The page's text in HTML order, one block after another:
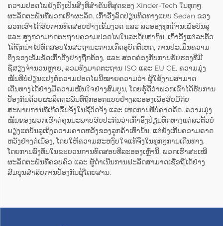
ຄວາມປອດໄພຍັງຄົງເປັນສິ່ງທີ່ສຳຄັນທີ່ສຸດຂອງ Xinder-Tech ໃນທຸກໆ
ຜະລິດຕະພັນທີ່ພວກເຮົາຜະລິດ. ເກົ້າອີ້ງລົດປ່ຽນທິດທາງແບບ Sedan ຂອງ
ພວກເຮົາໄດ້ຮັບການທົດສອບຢ່າງເຂັ້ມງວດ ແລະ ລະອອງທຸກດ້ານເພື່ອບັນລຸ
ແລະ ສູງກວ່າມາດຕະຖານຄວາມປອດໄພໃນລະດັບສາກົນ. ເກົ້າອີ້ງແຕ່ລະຕັ້ວ
ໄດ້ຖືກນຳໄປທົດສອບໃນສະຖານະການເກີດອຸບັດຕິເຫດ, ການປະເມີນຄວາມ
ຕຶງຂອງເຂັມຂັດເກົ້າອີ້ງຢ່າງຖືກຕ້ອງ, ແລະ ສອດຄ່ອງກັບການຮັບຮອງທີ່ມີ
ຊື່ສຽງຈຳນວນຫຼາຍ, ລວມທັງມາດຕະຖານ ISO ແລະ EU CE. ຄວາມມຸ່ງ
ໝັ້ນທີ່ບໍ່ປ່ຽນແປງຕໍ່ຄວາມປອດໄພນີ້ໝາຍຄວາມວ່າ ຜູ້ໃຊ້ງານສາມາດ
ເດີນທາງໄດ້ຢ່າງມີຄວາມໝັ້ນໃຈຢ່າງສົມບູນ, ໂດຍຮູ້ດີວ່າພວກເຂົາໄດ້ຮັບການ
ປ້ອງກັນດ້ວຍຜະລິດຕະພັນທີ່ຖືກອອກແບບຢ່າງລະອອງເພື່ອຮັບມືກັບ
ສະພາບການທີ່ເກີດຂື້ນຈິງໃນຊີວິດຈິງ ແລະ ເຫດການທີ່ບໍ່ຄາດຄິດ. ຄວາມມຸ່ງ
ໝັ້ນຂອງພວກເຮົາຕໍ່ຄຸນນະພາບຮັບປະກັນວ່າເກົ້າອີ້ງປ່ຽນທິດທາງແຕ່ລະຕັ້ວບໍ່
ພຽງແຕ່ບັນລຸເຖິງຄວາມຄາດຫວັງຂອງລູກຄ້າເທົ່ານັ້ນ, ແຕ່ຍັງເກີນຄວາມຄາດ
ຫວັງຢ່າງຕໍ່ເນື່ອງ, ໂດຍໃຫ້ຄວາມສະຫງົບໃຈແທ້ຈິງໃນທຸກໆການເດີນທາງ.
ໂດຍການລົງທຶນໃນຂະບວນການທົດສອບທີ່ລະອອງເຫຼົ່ານີ້, ພວກເຮົາສະເໜີ
ຜະລິດຕະພັນທີ່ຄອບຄົວ ແລະ ຜູ້ດຳເນີນການຟະລີດສາມາດເຊື່ອຖືໄດ້ຢ່າງ
ສົມບູນສຳລັບການປ້ອງກັນຜູ້ໂດຍສານ.